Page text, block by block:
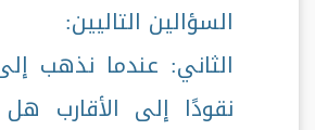
السؤالين التاليين:
الثاني: عندما نذهب
نقودًا إلى الأقارب